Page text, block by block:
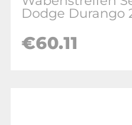
Dodge Durango
€60.11